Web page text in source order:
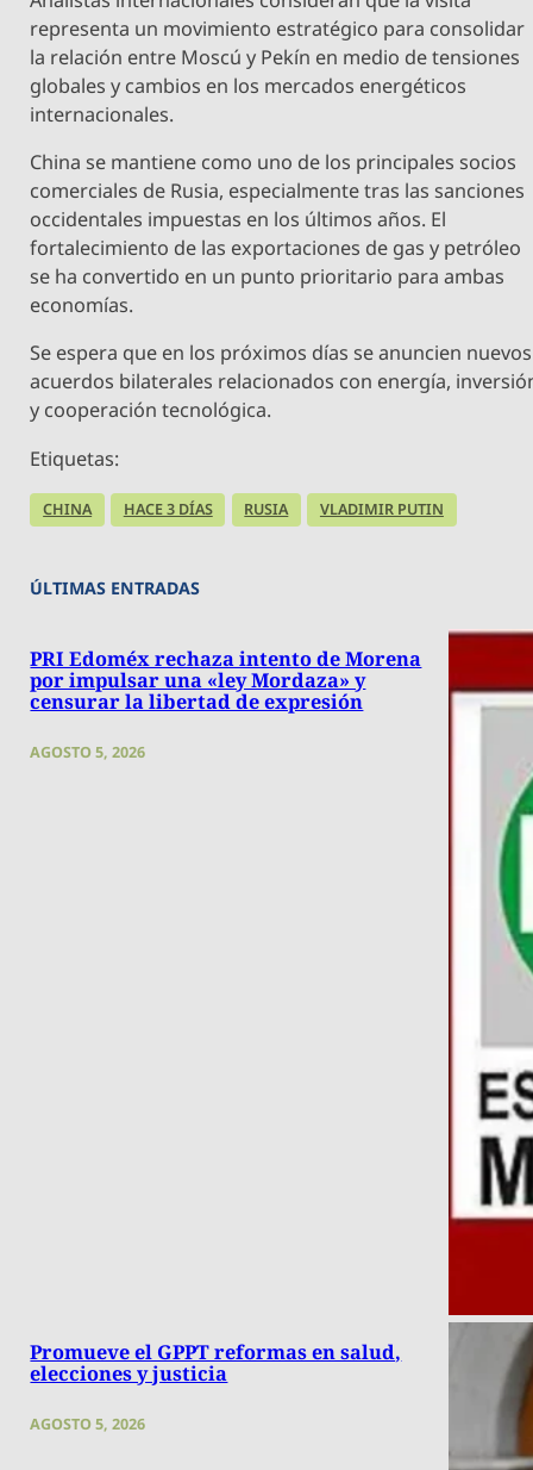
representa un movimiento estratégico para consolidar
la relación entre Moscú y Pekín en medio de tensiones
globales y cambios en los mercados energéticos
internacionales.
China se mantiene como uno de los principales socios
comerciales de Rusia, especialmente tras las sanciones
occidentales impuestas en los últimos años. El
fortalecimiento de las exportaciones de gas y petróleo
se ha convertido en un punto prioritario para ambas
economías.
Se espera que en los próximos días se anuncien nuevos
acuerdos bilaterales relacionados con energía,
y cooperación tecnológica.
Etiquetas:
CHINA HACE 3 DÍAS RUSIA VLADIMIR PUTIN
ÚLTIMAS ENTRADAS
PRI Edoméx rechaza intento de Morena
por impulsar una «ley Mordaza» y
censurar la libertad de expresión
AGOSTO 5, 2026
Promueve el GPPT reformas en salud,
elecciones y justicia
AGOSTO 5, 2026